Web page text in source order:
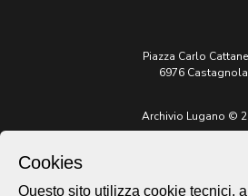
Piazza Carlo
6976 Castagnola
Archivio Lugano ©
Cookies
Questo sito utilizza cookie tecnici,